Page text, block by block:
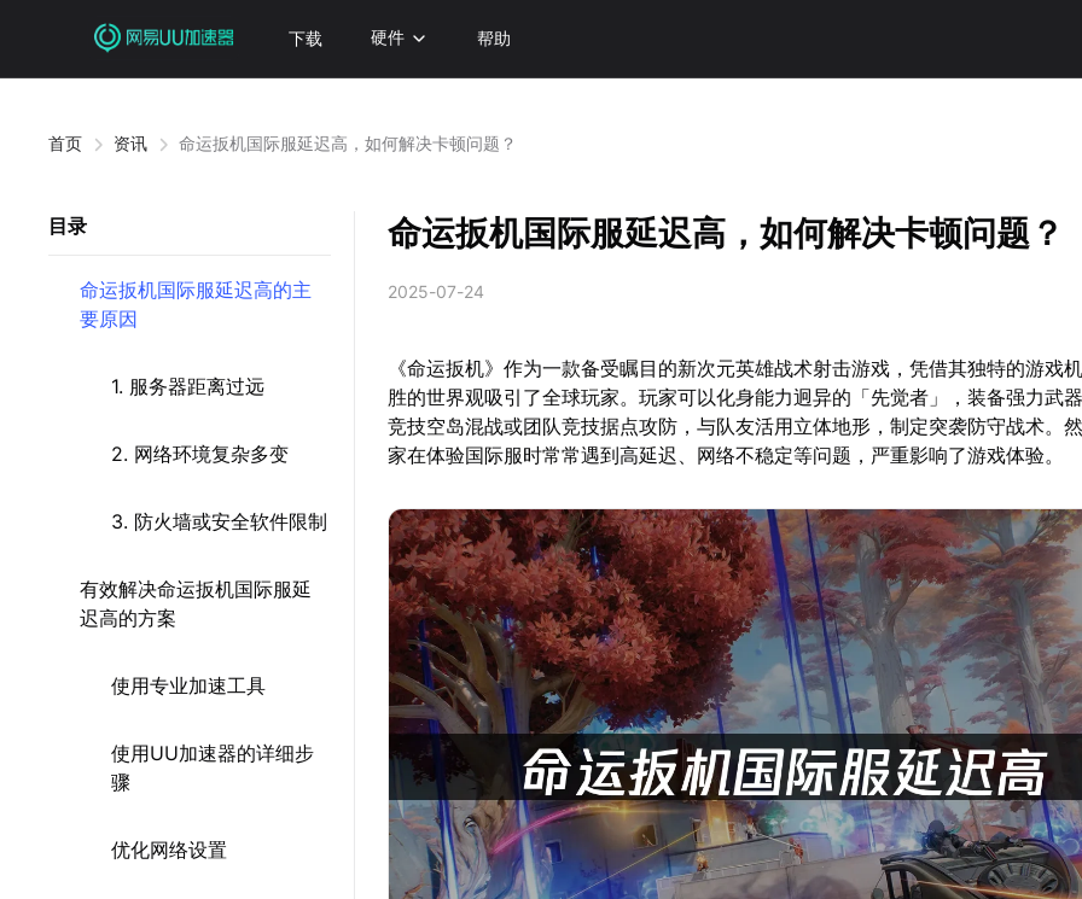
下载 硬件 帮助
首页 资讯 命运扳机国际服延迟高，如何解决卡顿问题？
目录
命运扳机国际服延迟高的主
要原因
1. 服务器距离过远
2. 网络环境复杂多变
3. 防火墙或安全软件限制
有效解决命运扳机国际服延
迟高的方案
使用专业加速工具
使用UU加速器的详细步
骤
优化网络设置
命运扳机国际服延迟高，如何解决卡顿问题？
2025-07-24
《命运扳机》作为一款备受瞩目的新次元英雄战术射击游戏，凭借其独特的游戏
胜的世界观吸引了全球玩家。玩家可以化身能力迥异的「先觉者」，装备强力武
竞技空岛混战或团队竞技据点攻防，与队友活用立体地形，制定突袭防守战术。
家在体验国际服时常常遇到高延迟、网络不稳定等问题，严重影响了游戏体验。